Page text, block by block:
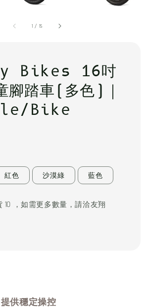
1 / 15
Bikes 16吋
腳踏車(多色)｜
Bike
紅色 沙漠綠 藍色
10 ，如需更多數量，請洽友翔
供穩定操控